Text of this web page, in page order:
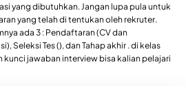
yang dibutuhkan. Jangan lupa pula untuk
yang telah di tentukan oleh rekruter.
ada 3 : Pendaftaran (CV dan
Seleksi Tes (), dan Tahap akhir . di kelas
kunci jawaban interview bisa kalian pelajari